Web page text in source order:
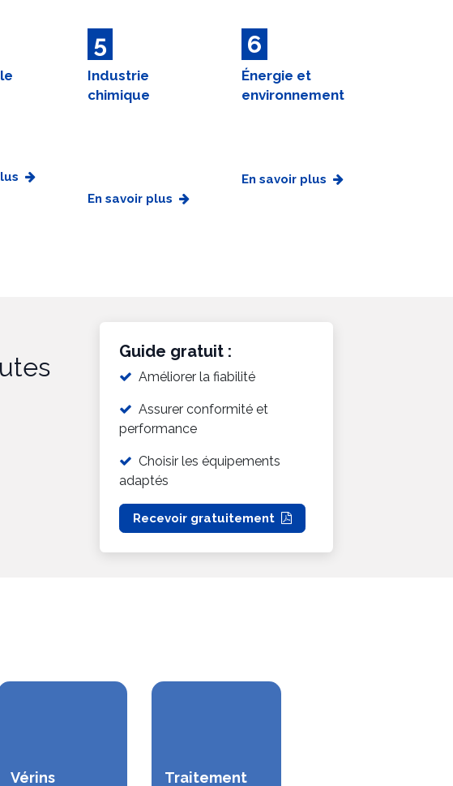
5
Industrie
chimique
En savoir plus
6
Énergie et
environnement
En savoir plus
Guide gratuit :
Améliorer la fiabilité
Assurer conformité et
performance
Choisir les équipements
adaptés
Recevoir gratuitement
Vérins
Traitement